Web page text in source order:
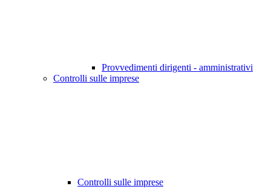
Provvedimenti dirigenti - amministrativi
Controlli sulle imprese
Controlli sulle imprese